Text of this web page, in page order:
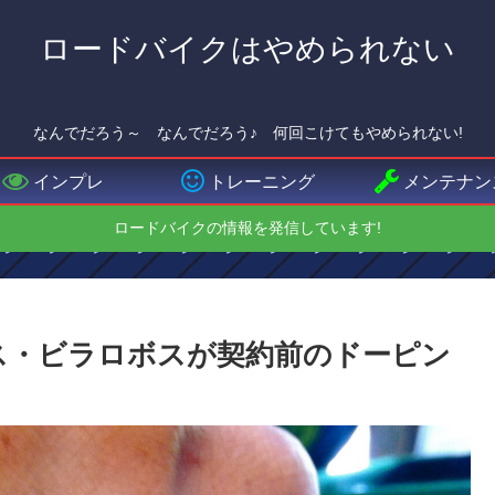
ロードバイクはやめられない
なんでだろう～ なんでだろう♪ 何回こけてもやめられない!
インプレ トレーニング メンテナ
ロードバイクの情報を発信しています!
ビラロボスが契約前のドーピン